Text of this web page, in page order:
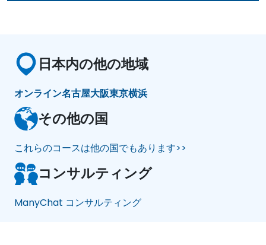
日本内の他の地域
オンライン名古屋大阪東京横浜
その他の国
これらのコースは他の国でもあります>>
コンサルティング
ManyChat コンサルティング